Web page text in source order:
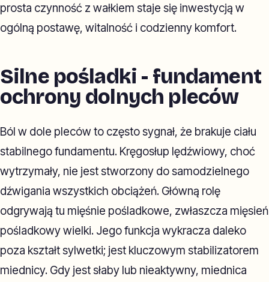
prosta czynność z wałkiem staje się inwestycją w
ogólną postawę, witalność i codzienny komfort.
Silne pośladki - fundament
ochrony dolnych pleców
Ból w dole pleców to często sygnał, że brakuje ciału
stabilnego fundamentu. Kręgosłup lędźwiowy, choć
wytrzymały, nie jest stworzony do samodzielnego
dźwigania wszystkich obciążeń. Główną rolę
odgrywają tu mięśnie pośladkowe, zwłaszcza mięsień
pośladkowy wielki. Jego funkcja wykracza daleko
poza kształt sylwetki; jest kluczowym stabilizatorem
miednicy. Gdy jest słaby lub nieaktywny, miednica